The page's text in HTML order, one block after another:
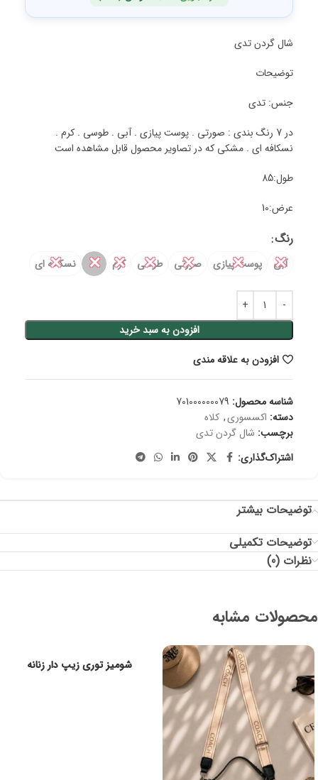
شال گردن تدی
توضیحات
جنس: تدی
در 7 رنگ بندی : صورتی . پوست پیازی . آبی . طوسی . کرم .
نسکافه ای . مشکی که در تصاویر محصول قابل مشاهده است
طول:85
عرض:10
رنگ
آبی
✕ پوست پیازی
✕ صورتی
✕ طوسی
✕ کرم
✕
✕ نسکافه ای
✕
افزودن به سبد خرید
افزودن به علاقه مندی
شناسه محصول: 701000000079
دسته: اکسسوری, کلاه
برچسب: شال گردن تدی
اشتراک‌گذاری:
توضیحات بیشتر
توضیحات تکمیلی
نظرات (0)
محصولات مشابه
شومیز توری زیپ دار زنانه